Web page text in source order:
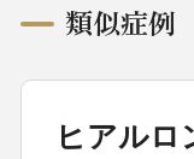
類似症例
ヒアルロ